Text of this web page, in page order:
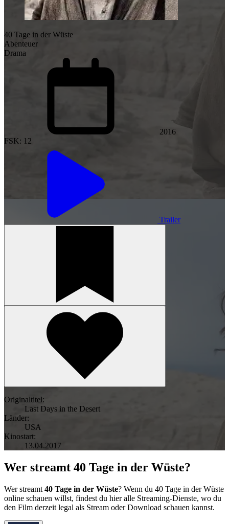
40 Tage in der Wüste
Abenteuer
Drama
2016
FSK: 12
Trailer
Originaltitel:
Last Days in the Desert
Länder:
USA
Kinostart:
13.04.2017
Wer streamt 40 Tage in der Wüste?
Wer streamt 40 Tage in der Wüste? Wenn du 40 Tage in der Wüste
online schauen willst, findest du hier alle Streaming-Dienste, wo du
den Film derzeit legal als Stream oder Download schauen kannst.